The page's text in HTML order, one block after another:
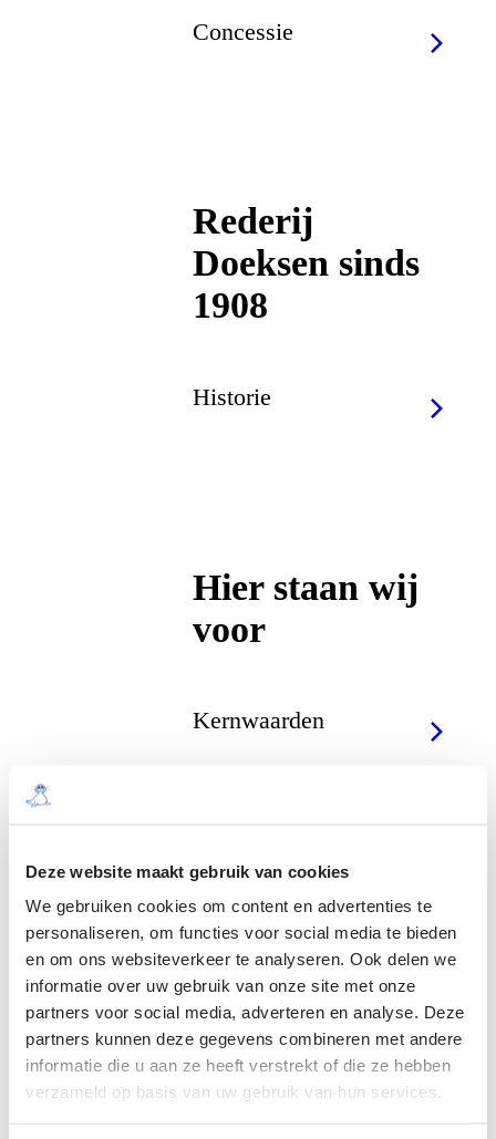
Deze website maakt gebruik van cookies
We gebruiken cookies om content en advertenties te
personaliseren, om functies voor social media te bieden
en om ons websiteverkeer te analyseren. Ook delen we
informatie over uw gebruik van onze site met onze
partners voor social media, adverteren en analyse. Deze
partners kunnen deze gegevens combineren met andere
informatie die u aan ze heeft verstrekt of die ze hebben
verzameld op basis van uw gebruik van hun services.
Concessie
Rederij
Doeksen sinds
1908
Historie
Hier staan wij
voor
Kernwaarden
Bekijk meer
informatie over
MVO
MVO